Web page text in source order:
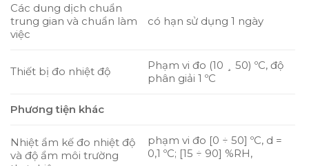
Các dung dịch chuẩn
trung gian và chuẩn làm
việc
có hạn sử dụng 1 ngày
Thiết bị đo nhiệt độ
Phạm vi đo (10 ¸ 50) ºC, độ
phân giải 1 ºC
Phương tiện khác
Nhiệt ẩm kế đo nhiệt độ
và độ ẩm môi trường
phạm vi đo [0 ÷ 50] ºC, d =
0,1 ºC; [15 ÷ 90] %RH,